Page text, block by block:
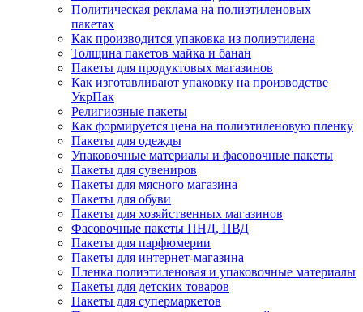
Политическая реклама на полиэтиленовых
пакетах
Как производится упаковка из полиэтилена
Толщина пакетов майка и банан
Пакеты для продуктовых магазинов
Как изготавливают упаковку на производстве
УкрПак
Религиозные пакеты
Как формируется цена на полиэтиленовую пленку
Пакеты для одежды
Упаковочные материалы и фасовочные пакеты
Пакеты для сувениров
Пакеты для мясного магазина
Пакеты для обуви
Пакеты для хозяйственных магазинов
Фасовочные пакеты ПНД, ПВД
Пакеты для парфюмерии
Пакеты для интернет-магазина
Пленка полиэтиленовая и упаковочные материалы
Пакеты для детских товаров
Пакеты для супермаркетов